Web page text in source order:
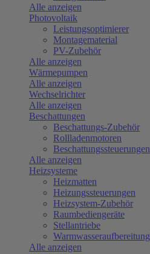
Alle anzeigen
Photovoltaik
Leistungsoptimierer
Montagematerial
PV-Zubehör
Alle anzeigen
Wärmepumpen
Alle anzeigen
Wechselrichter
Alle anzeigen
Beschattungen
Beschattungs-Zubehör
Rollladenmotoren
Beschattungssteuerungen
Alle anzeigen
Heizsysteme
Heizmatten
Heizungssteuerungen
Heizsystem-Zubehör
Raumbediengeräte
Stellantriebe
Warmwasseraufbereitung
Alle anzeigen